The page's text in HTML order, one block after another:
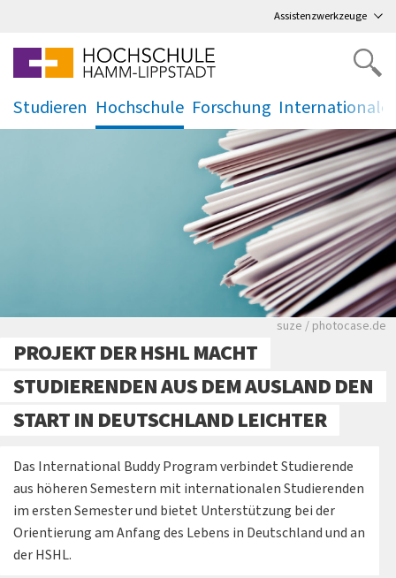
Assistenzwerkzeuge
Studieren
.
Hochschule
.
Forschung
. .
Viele Zeitungen.
suze / photocase.de
PROJEKT DER HSHL MACHT
STUDIERENDEN AUS DEM AUSLAND DEN
START IN DEUTSCHLAND LEICHTER
Das International Buddy Program verbindet Studierende
aus höheren Semestern mit internationalen Studierenden
im ersten Semester und bietet Unterstützung bei der
Orientierung am Anfang des Lebens in Deutschland und an
der HSHL.